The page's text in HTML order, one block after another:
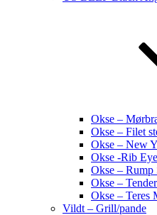
Okse –
Okse – Filet
Okse – New
Okse -Rib Eye
Okse – Rump
Okse –
Okse – Teres
Vildt – Grill/pande